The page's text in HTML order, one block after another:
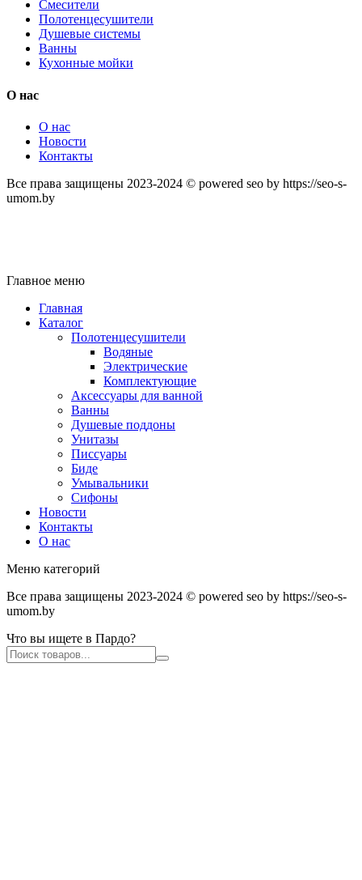
Смесители
Полотенцесушители
Душевые системы
Ванны
Кухонные мойки
О нас
О нас
Новости
Контакты
Все права защищены 2023-2024 © powered seo by https://seo-s-
umom.by
Главное меню
Главная
Каталог
Полотенцесушители
Водяные
Электрические
Комплектующие
Аксессуары для ванной
Ванны
Душевые поддоны
Унитазы
Писсуары
Биде
Умывальники
Сифоны
Новости
Контакты
О нас
Меню категорий
Все права защищены 2023-2024 © powered seo by https://seo-s-
umom.by
Что вы ищете в Пардо?